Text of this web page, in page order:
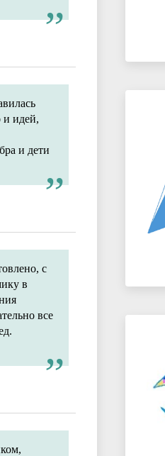
и идей,
и дети
с
в
все